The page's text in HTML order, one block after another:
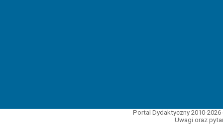
Portal Dydaktyczny 2010-
Uwagi oraz